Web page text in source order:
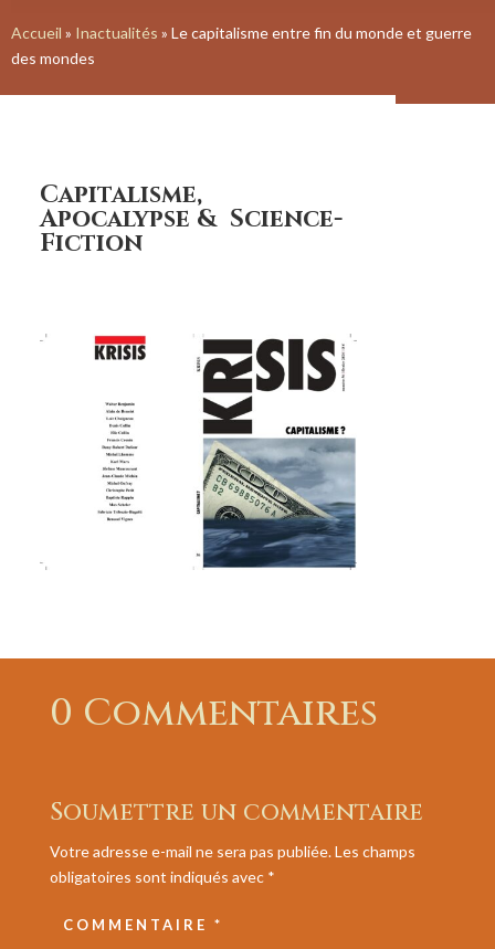
Accueil » Inactualités » Le capitalisme entre fin du monde et guerre
des mondes
Capitalisme,
Apocalypse & Science-
Fiction
0 Commentaires
Soumettre un commentaire
Votre adresse e-mail ne sera pas publiée.Les champs
obligatoires sont indiqués avec *